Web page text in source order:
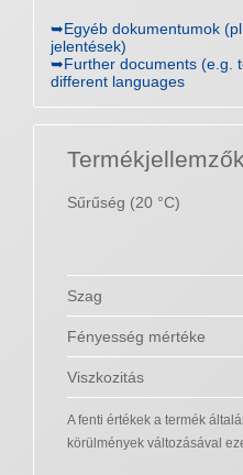
➥Egyéb dokumentumok
jelentések)
➥Further documents (e.g.
different languages
Termékjellemzők
Sűrűség (20 °C)
Szag
Fényesség mértéke
Viszkozitás
A fenti értékek a termék
körülmények változásával